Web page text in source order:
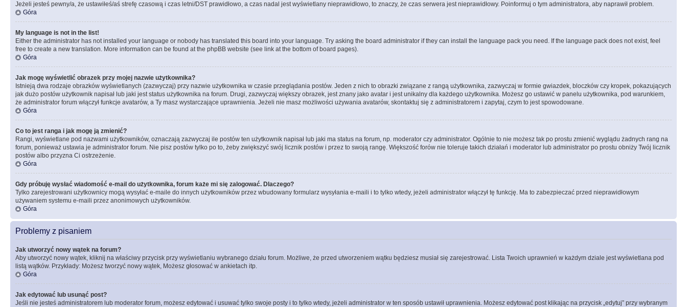
Jeżeli jesteś pewny/a, że ustawiłeś/aś strefę czasową i czas letni/DST prawidłowo, a czas nadal jest wyświetlany nieprawidłowo, to znaczy, że czas serwera jest nieprawidłowy. Poinformuj o tym administratora, aby naprawił problem.
Góra
My language is not in the list!
Either the administrator has not installed your language or nobody has translated this board into your language. Try asking the board administrator if they can install the language pack you need. If the language pack does not exist, feel
free to create a new translation. More information can be found at the phpBB website (see link at the bottom of board pages).
Góra
Jak mogę wyświetlić obrazek przy mojej nazwie użytkownika?
Istnieją dwa rodzaje obrazków wyświetlanych (zazwyczaj) przy nazwie użytkownika w czasie przeglądania postów. Jeden z nich to obrazki związane z rangą użytkownika, zazwyczaj w formie gwiazdek, bloczków czy kropek, pokazujących
jak dużo postów użytkownik napisał lub jaki jest status użytkownika na forum. Drugi, zazwyczaj większy obrazek, jest znany jako avatar i jest unikalny dla każdego użytkownika. Możesz go ustawić w panelu użytkownika, pod warunkiem,
że administrator forum włączył funkcje avatarów, a Ty masz wystarczające uprawnienia. Jeżeli nie masz możliwości używania avatarów, skontaktuj się z administratorem i zapytaj, czym to jest spowodowane.
Góra
Co to jest ranga i jak mogę ją zmienić?
Rangi, wyświetlane pod nazwami użytkowników, oznaczają zazwyczaj ile postów ten użytkownik napisał lub jaki ma status na forum, np. moderator czy administrator. Ogólnie to nie możesz tak po prostu zmienić wyglądu żadnych rang na
forum, ponieważ ustawia je administrator forum. Nie pisz postów tylko po to, żeby zwiększyć swój licznik postów i przez to swoją rangę. Większość forów nie toleruje takich działań i moderator lub administrator po prostu obniży Twój licznik
postów albo przyzna Ci ostrzeżenie.
Góra
Gdy próbuję wysłać wiadomość e-mail do użytkownika, forum każe mi się zalogować. Dlaczego?
Tylko zarejestrowani użytkownicy mogą wysyłać e-maile do innych użytkowników przez wbudowany formularz wysyłania e-maili i to tylko wtedy, jeżeli administrator włączył tę funkcję. Ma to zabezpieczać przed nieprawidłowym
używaniem systemu e-maili przez anonimowych użytkowników.
Góra
Problemy z pisaniem
Jak utworzyć nowy wątek na forum?
Aby utworzyć nowy wątek, kliknij na właściwy przycisk przy wyświetlaniu wybranego działu forum. Możliwe, że przed utworzeniem wątku będziesz musiał się zarejestrować. Lista Twoich uprawnień w każdym dziale jest wyświetlana pod
listą wątków. Przykłady: Możesz tworzyć nowy wątek, Możesz głosować w ankietach itp.
Góra
Jak edytować lub usunąć post?
Jeśli nie jesteś administratorem lub moderator forum, możesz edytować i usuwać tylko swoje posty i to tylko wtedy, jeżeli administrator w ten sposób ustawił uprawnienia. Możesz edytować post klikając na przycisk „edytuj” przy wybranym